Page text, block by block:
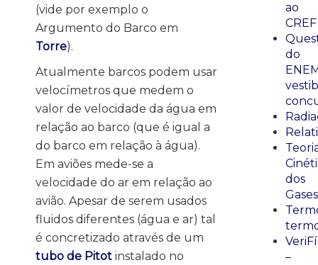
(vide por exemplo o
Argumento do Barco em
Torre).
Atualmente barcos podem usar
velocímetros que medem o
valor de velocidade da água em
relação ao barco (que é igual a
do barco em relação à água).
Em aviões mede-se a
velocidade do ar em relação ao
avião. Apesar de serem usados
fluidos diferentes (água e ar) tal
é concretizado através de um
tubo de Pitot instalado no
ao
CREF
do
dos
Gases
–